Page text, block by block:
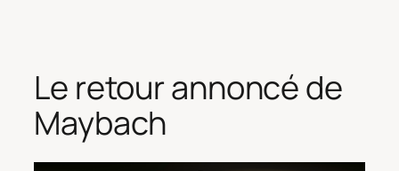
Le retour annoncé de
Maybach